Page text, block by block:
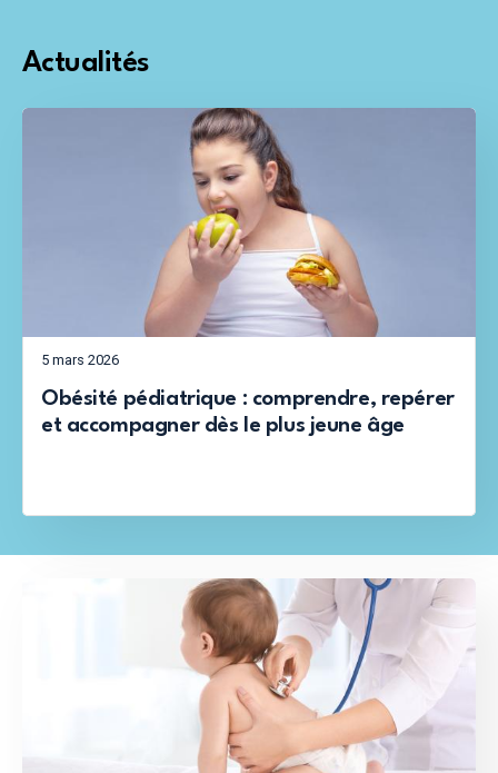
Actualités
5 mars 2026
Obésité pédiatrique : comprendre, repérer
et accompagner dès le plus jeune âge